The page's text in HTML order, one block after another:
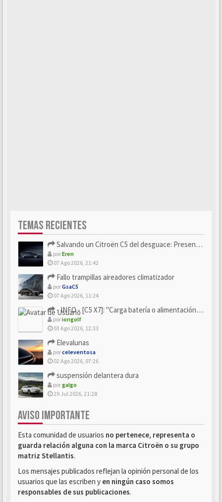
TEMAS RECIENTES
Salvando un Citroën C5 del desguace: Presentación y seguimiento
porEren
07 Ago 2026, 21:42
Fallo trampillas aireadores climatizador
porGsaC5
07 Ago 2026, 11:24
- INFO - [C5 X7]: "Carga batería o alimentación eléctri...
poriongolf
03 Ago 2026, 12:33
Elevalunas
porceleventosa
02 Ago 2026, 07:26
suspensión delantera dura
porgalgo
29 Jul 2026, 21:28
AVISO IMPORTANTE
Esta comunidad de usuarios no pertenece, representa o
guarda relación alguna con la marca Citroën o su grupo
matriz Stellantis.
Los mensajes publicados reflejan la opinión personal de los
usuarios que las escriben y en ningún caso somos
responsables de sus publicaciones.